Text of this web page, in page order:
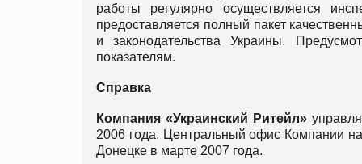
работы регулярно осуществляется
предоставляется полный пакет
и законодательства Украины.
показателям.
Справка
Компания «Украинский Ритейл»
2006 года. Центральный офис Компании
Донецке в марте 2007 года.